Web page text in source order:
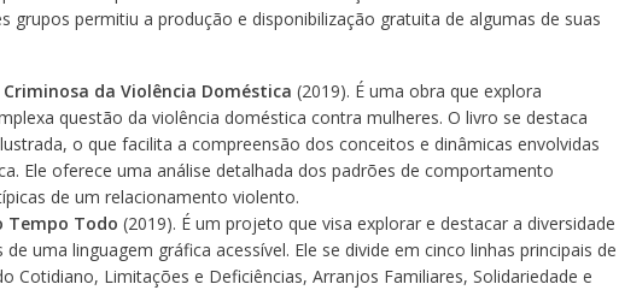
grupos permitiu a produção e disponibilização gratuita de algumas de suas
da Violência Doméstica (2019). É uma obra que explora
questão da violência doméstica contra mulheres. O livro se destaca
o que facilita a compreensão dos conceitos e dinâmicas envolvidas
Ele oferece uma análise detalhada dos padrões de comportamento
de um relacionamento violento.
Tempo Todo (2019). É um projeto que visa explorar e destacar a diversidade
uma linguagem gráfica acessível. Ele se divide em cinco linhas principais de
Cotidiano, Limitações e Deficiências, Arranjos Familiares, Solidariedade e